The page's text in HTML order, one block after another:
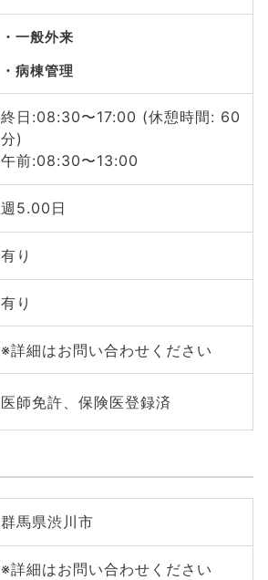
一般外来
病棟管理
終日:08:30〜17:00 (休憩時間: 60
分)
午前:08:30〜13:00
週5.00日
有り
有り
※詳細はお問い合わせください
医師免許、保険医登録済
群馬県渋川市
※詳細はお問い合わせください